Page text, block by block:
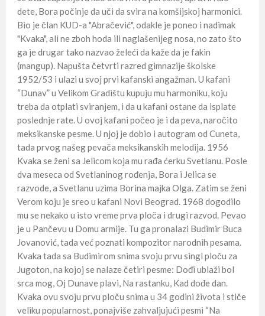
dete, Bora počinje da uči da svira na komšijskoj harmonici.
Bio je član KUD-a "Abračević", odakle je poneo i nadimak
"Kvaka", ali ne zboh hoda ili naglašenijeg nosa, no zato što
ga je drugar tako nazvao želeći da kaže da je fakin
(mangup). Napušta četvrti razred gimnazije školske
1952/53 i ulazi u svoj prvi kafanski angažman. U kafani
“Dunav” u Velikom Gradištu kupuju mu harmoniku, koju
treba da otplati sviranjem, i da u kafani ostane da isplate
poslednje rate. U ovoj kafani počeo je i da peva, naročito
meksikanske pesme. U njoj je dobio i autogram od Cuneta,
tada prvog našeg pevača meksikanskih melodija. 1956
Kvaka se ženi sa Jelicom koja mu rađa ćerku Svetlanu. Posle
dva meseca od Svetlaninog rođenja, Bora i Jelica se
razvode, a Svetlanu uzima Borina majka Olga. Zatim se ženi
Verom koju je sreo u kafani Novi Beograd. 1968 dogodilo
mu se nekako u isto vreme prva ploča i drugi razvod. Pevao
je u Pančevu u Domu armije. Tu ga pronalazi Budimir Buca
Jovanović, tada već poznati kompozitor narodnih pesama.
Kvaka tada sa Budimirom snima svoju prvu singl ploču za
Jugoton, na kojoj se nalaze četiri pesme: Dođi ublaži bol
srca mog, Oj Dunave plavi, Na rastanku, Kad dođe dan.
Kvaka ovu svoju prvu ploču snima u 34 godini života i stiče
veliku popularnost, ponajviše zahvaljujući pesmi “Na